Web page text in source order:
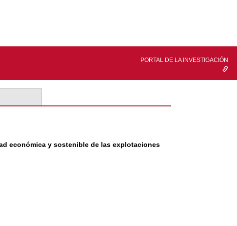
PORTAL DE LA INVESTIGACIÓN
económica y sostenible de las explotaciones